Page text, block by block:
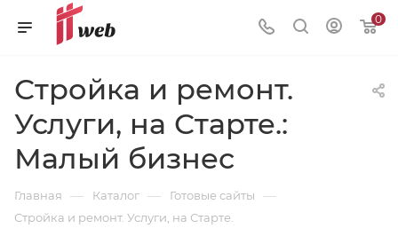
0
Стройка и ремонт.
Услуги, на Старте.:
Малый бизнес
Главная — Каталог — Готовые сайты —
Стройка и ремонт. Услуги, на Старте.